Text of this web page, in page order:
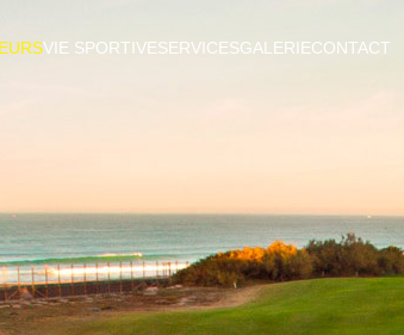
VIE SPORTIVESERVICESGALERIECONTACT